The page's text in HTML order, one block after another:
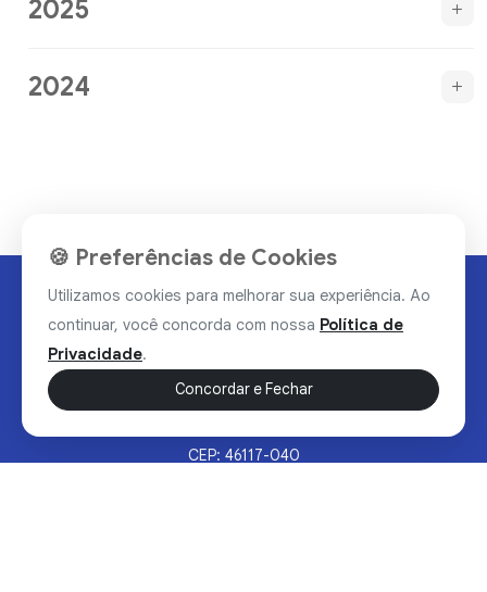
2025
2024
CEP: 46117-040
🍪 Preferências de Cookies
Utilizamos cookies para melhorar sua experiência. Ao
continuar, você concorda com nossa Política de
Privacidade.
Concordar e Fechar